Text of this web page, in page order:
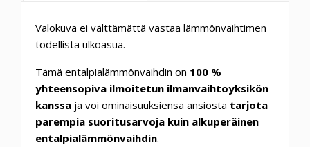
Valokuva ei välttämättä vastaa lämmönvaihtimen
todellista ulkoasua.
Tämä entalpialämmönvaihdin on 100 %
yhteensopiva ilmoitetun ilmanvaihtoyksikön
kanssa ja voi ominaisuuksiensa ansiosta tarjota
parempia suoritusarvoja kuin alkuperäinen
entalpialämmönvaihdin.